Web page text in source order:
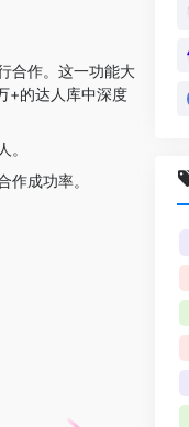
合作。这一功能大
+的达人库中深度
成功率。